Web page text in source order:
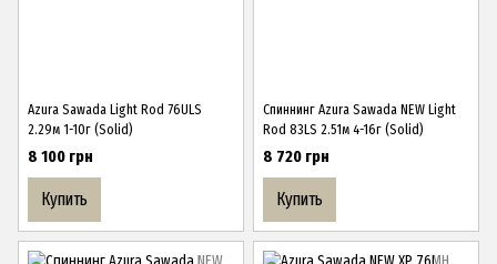
Azura Sawada Light Rod 76ULS
2.29м 1-10г (Solid)
8 100 грн
Купить
Спиннинг Azura Sawada NEW Light
Rod 83LS 2.51м 4-16г (Solid)
8 720 грн
Купить